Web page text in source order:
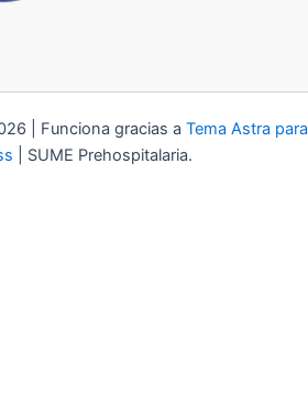
| Funciona gracias a Tema Astra para
| SUME Prehospitalaria.